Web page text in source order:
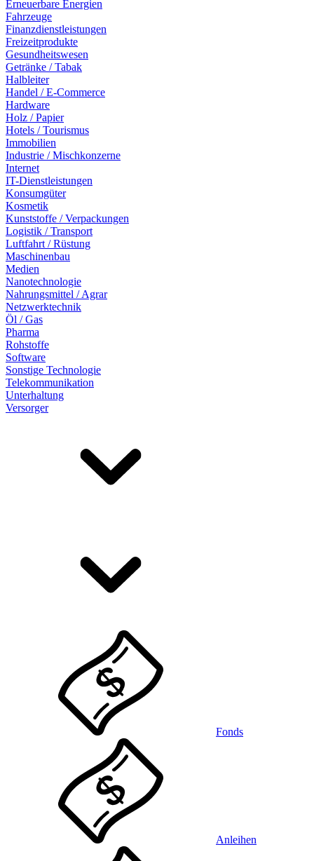
Erneuerbare Energien
Fahrzeuge
Finanzdienstleistungen
Freizeitprodukte
Gesundheitswesen
Getränke / Tabak
Halbleiter
Handel / E-Commerce
Hardware
Holz / Papier
Hotels / Tourismus
Immobilien
Industrie / Mischkonzerne
Internet
IT-Dienstleistungen
Konsumgüter
Kosmetik
Kunststoffe / Verpackungen
Logistik / Transport
Luftfahrt / Rüstung
Maschinenbau
Medien
Nanotechnologie
Nahrungsmittel / Agrar
Netzwerktechnik
Öl / Gas
Pharma
Rohstoffe
Software
Sonstige Technologie
Telekommunikation
Unterhaltung
Versorger
Fonds
Anleihen